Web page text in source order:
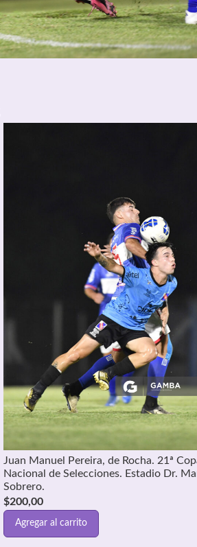
Juan Manuel Pereira, de Rocha. 21ª
Nacional de Selecciones. Estadio Dr.
Sobrero.
$200,00
Agregar al carrito